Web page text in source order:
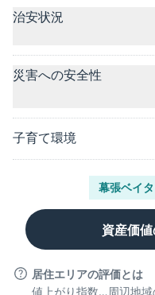
治安状況
災害への安全性
子育て環境
幕張ベイ
資産価
居住エリアの評価とは
値上がり指数…周辺地域